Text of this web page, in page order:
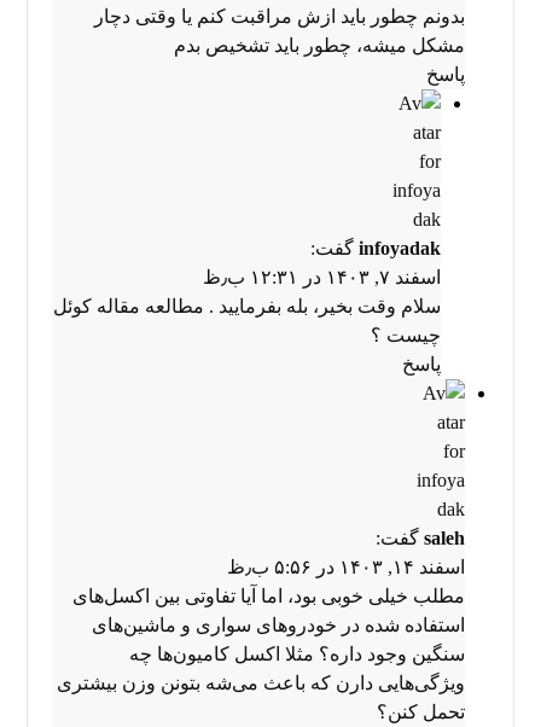
بدونم چطور باید ازش مراقبت کنم یا وقتی دچار
مشکل میشه، چطور باید تشخیص بدم
پاسخ
infoyadak گفت:
اسفند ۷, ۱۴۰۳ در ۱۲:۳۱ ب٫ظ
سلام وقت بخیر، بله بفرمایید . مطالعه مقالهکوئل
چیست ؟
پاسخ
saleh گفت:
اسفند ۱۴, ۱۴۰۳ در ۵:۵۶ ب٫ظ
مطلب خیلی خوبی بود، اما آیا تفاوتی بین اکسل‌های
استفاده شده در خودروهای سواری و ماشین‌های
سنگین وجود داره؟ مثلا اکسل کامیون‌ها چه
ویژگی‌هایی دارن که باعث می‌شه بتونن وزن بیشتری
تحمل کنن؟